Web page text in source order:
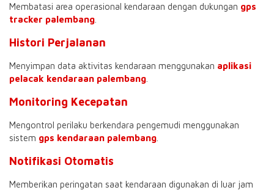
Membatasi area operasional kendaraan dengan dukungan gps
tracker palembang
Histori Perjalanan
Menyimpan data aktivitas kendaraan menggunakan aplikasi
pelacak kendaraan palembang
Monitoring Kecepatan
Mengontrol perilaku berkendara pengemudi menggunakan
sistem gps kendaraan palembang
Notifikasi Otomatis
Memberikan peringatan saat kendaraan digunakan di luar jam